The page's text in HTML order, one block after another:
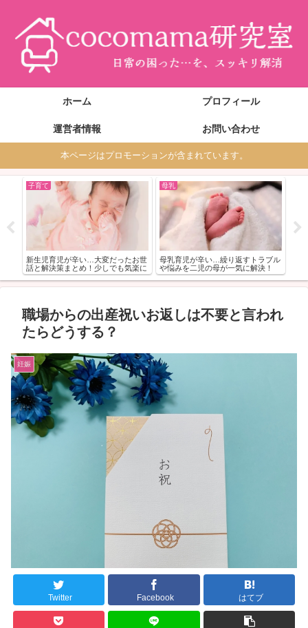
ホーム プロフィール
運営者情報 お問い合わせ
本ページはプロモーションが含まれています。
子育て
新生児育児が辛い…大変だったお世
話と解決策まとめ！少しでも気楽に
母乳
母乳育児が辛い…繰り返すトラブル
や悩みを二児の母が一気に解決！
職場からの出産祝いお返しは不要と言われ
たらどうする？
妊娠
Twitter Facebook はてブ